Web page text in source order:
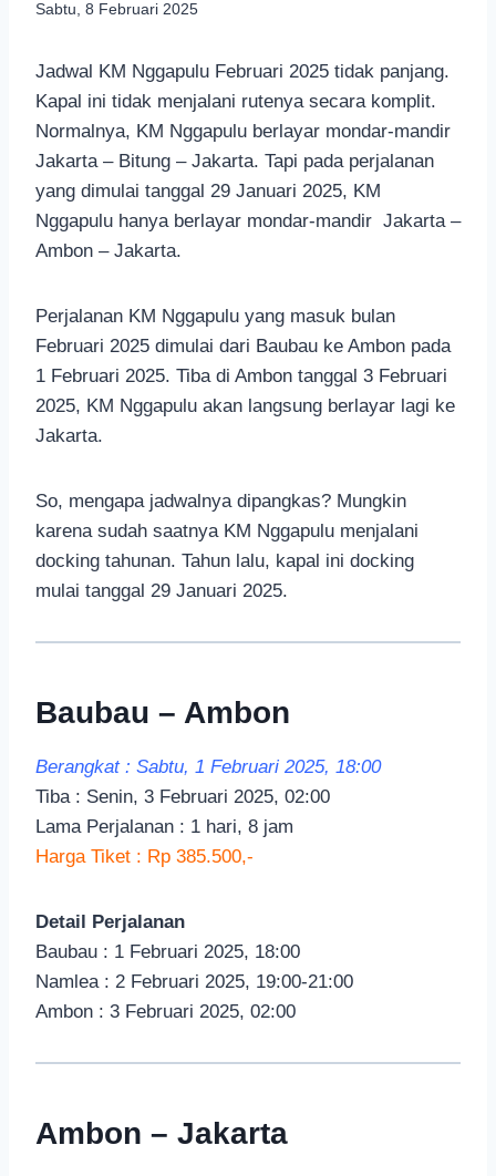
Sabtu, 8 Februari 2025
Jadwal KM Nggapulu Februari 2025 tidak panjang.
Kapal ini tidak menjalani rutenya secara komplit.
Normalnya, KM Nggapulu berlayar mondar-mandir
Jakarta – Bitung – Jakarta. Tapi pada perjalanan
yang dimulai tanggal 29 Januari 2025, KM
Nggapulu hanya berlayar mondar-mandir Jakarta –
Ambon – Jakarta.
Perjalanan KM Nggapulu yang masuk bulan
Februari 2025 dimulai dari Baubau ke Ambon pada
1 Februari 2025. Tiba di Ambon tanggal 3 Februari
2025, KM Nggapulu akan langsung berlayar lagi ke
Jakarta.
So, mengapa jadwalnya dipangkas? Mungkin
karena sudah saatnya KM Nggapulu menjalani
docking tahunan. Tahun lalu, kapal ini docking
mulai tanggal 29 Januari 2025.
Baubau – Ambon
Berangkat : Sabtu, 1 Februari 2025, 18:00
Tiba : Senin, 3 Februari 2025, 02:00
Lama Perjalanan : 1 hari, 8 jam
Harga Tiket : Rp 385.500,-
Detail Perjalanan
Baubau : 1 Februari 2025, 18:00
Namlea : 2 Februari 2025, 19:00-21:00
Ambon : 3 Februari 2025, 02:00
Ambon – Jakarta